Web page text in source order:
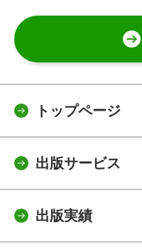
トップページ
出版サービス
出版実績